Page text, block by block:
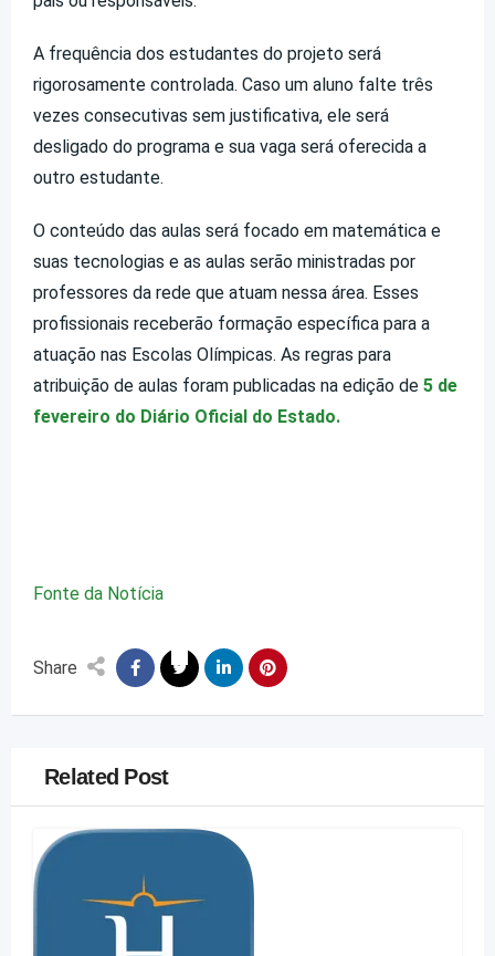
A frequência dos estudantes do projeto será
rigorosamente controlada. Caso um aluno falte três
vezes consecutivas sem justificativa, ele será
desligado do programa e sua vaga será oferecida a
outro estudante.
O conteúdo das aulas será focado em matemática e
suas tecnologias e as aulas serão ministradas por
professores da rede que atuam nessa área. Esses
profissionais receberão formação específica para a
atuação nas Escolas Olímpicas. As regras para
atribuição de aulas foram publicadas na edição de 5 de
fevereiro do Diário Oficial do Estado.
Fonte da Notícia
Share
Related Post